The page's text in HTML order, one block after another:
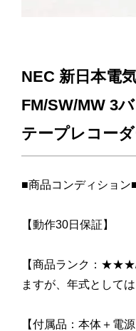
NEC 新日本電
FM/SW/MW 3
テープレコーダ
■商品コンディション
【動作30日保証】
【商品ランク：★★★/
ますが、年式として
【付属品：本体＋電